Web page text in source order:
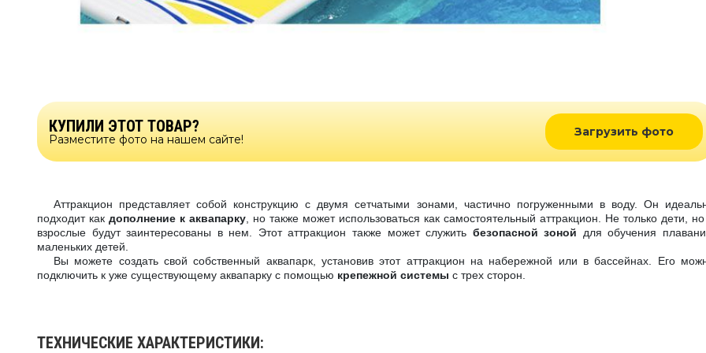
КУПИЛИ ЭТОТ ТОВАР?
Разместите фото на нашем сайте!
Загрузить фото
Аттракцион представляет собой конструкцию с двумя сетчатыми зонами, частично погруженными в воду. Он
подходит как дополнение к аквапарку , но также может использоваться как самостоятельный аттракцион. Не только дети,
взрослые будут заинтересованы в нем. Этот аттракцион также может служить безопасной зоной для обучения
маленьких детей.
Вы можете создать свой собственный аквапарк, установив этот аттракцион на набережной или в бассейнах. Его
подключить к уже существующему аквапарку с помощью крепежной системы с трех сторон.
ТЕХНИЧЕСКИЕ ХАРАКТЕРИСТИКИ: